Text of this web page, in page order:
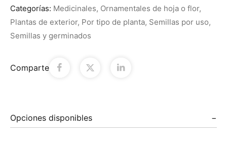
Categorías: Medicinales, Ornamentales de hoja o flor,
Plantas de exterior, Por tipo de planta, Semillas por uso,
Semillas y germinados
Comparte
Opciones disponibles